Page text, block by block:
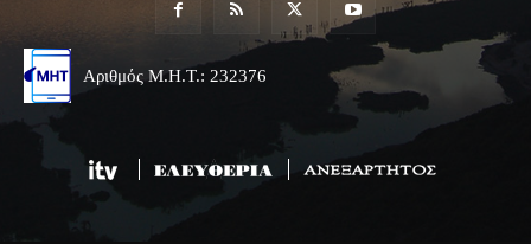
Αριθμός Μ.Η.Τ.: 232376